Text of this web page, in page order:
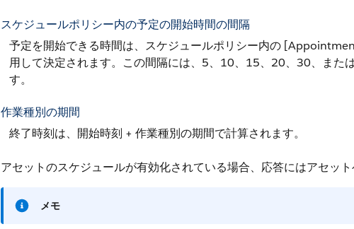
スケジュールポリシー内の予定の開始時間の間隔
予定を開始できる時間は、スケジュールポリシー内の
用して決定されます。この間隔には、5、10、15、20、30、また
す。
作業種別の期間
終了時刻は、開始時刻 + 作業種別の期間で計算されます。
アセットのスケジュールが有効化されている場合、応答にはアセット
メモ